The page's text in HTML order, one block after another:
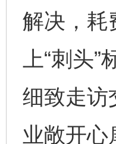
解决，耗
上“刺头
细致走访
业敞开心
完善运行机制助力